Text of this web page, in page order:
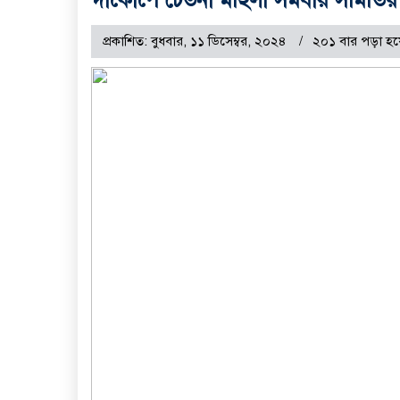
প্রকাশিত: বুধবার, ১১ ডিসেম্বর, ২০২৪ ২০১ বার পড়া